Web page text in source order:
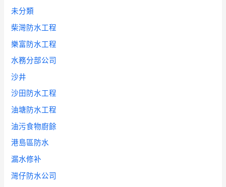
未分類
柴灣防水工程
樂富防水工程
水務分部公司
沙井
沙田防水工程
油塘防水工程
油污食物廚餘
港島區防水
漏水修补
灣仔防水公司